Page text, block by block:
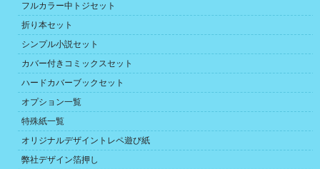
フルカラー中トジセット
折り本セット
シンプル小説セット
カバー付きコミックスセット
ハードカバーブックセット
オプション一覧
特殊紙一覧
オリジナルデザイントレペ遊び紙
弊社デザイン箔押し